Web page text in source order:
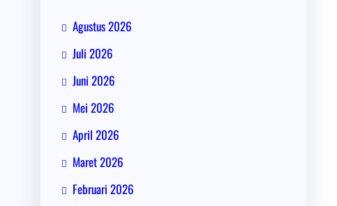
Agustus 2026
Juli 2026
Juni 2026
Mei 2026
April 2026
Maret 2026
Februari 2026